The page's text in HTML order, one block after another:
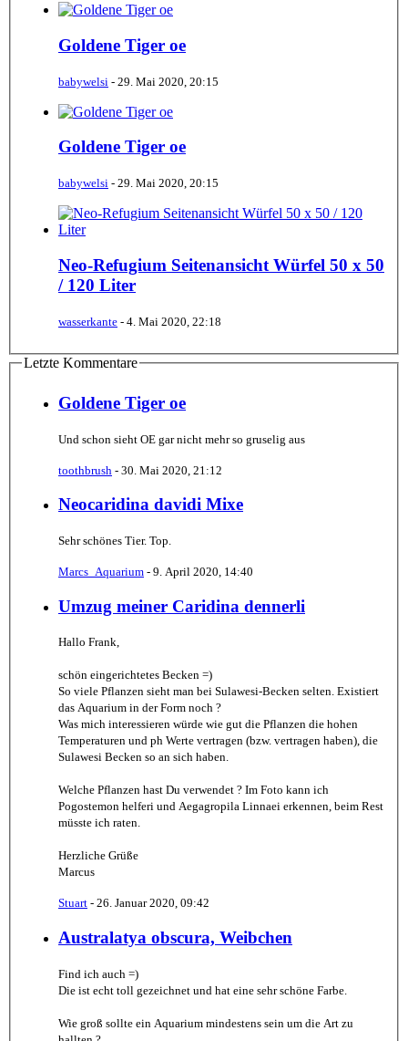
Goldene Tiger oe
babywelsi - 29. Mai 2020, 20:15
Goldene Tiger oe
babywelsi - 29. Mai 2020, 20:15
Neo-Refugium Seitenansicht Würfel 50 x 50
/ 120 Liter
wasserkante - 4. Mai 2020, 22:18
Letzte Kommentare
Goldene Tiger oe
Und schon sieht OE gar nicht mehr so gruselig aus
toothbrush - 30. Mai 2020, 21:12
Neocaridina davidi Mixe
Sehr schönes Tier. Top.
Marcs_Aquarium - 9. April 2020, 14:40
Umzug meiner Caridina dennerli
Hallo Frank,
schön eingerichtetes Becken =)
So viele Pflanzen sieht man bei Sulawesi-Becken selten. Existiert
das Aquarium in der Form noch ?
Was mich interessieren würde wie gut die Pflanzen die hohen
Temperaturen und ph Werte vertragen (bzw. vertragen haben), die
Sulawesi Becken so an sich haben.
Welche Pflanzen hast Du verwendet ? Im Foto kann ich
Pogostemon helferi und Aegagropila Linnaei erkennen, beim Rest
müsste ich raten.
Herzliche Grüße
Marcus
Stuart - 26. Januar 2020, 09:42
Australatya obscura, Weibchen
Find ich auch =)
Die ist echt toll gezeichnet und hat eine sehr schöne Farbe.
Wie groß sollte ein Aquarium mindestens sein um die Art zu